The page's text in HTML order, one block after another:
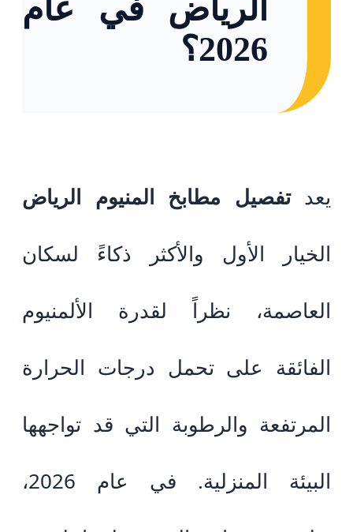
الرياض في عام
2026؟
يعدتفصيل مطابخ المنيوم الرياض
الخيار الأول والأكثر ذكاءً لسكان
العاصمة، نظراً لقدرة الألمنيوم
الفائقة على تحمل درجات الحرارة
المرتفعة والرطوبة التي قد تواجهها
البيئة المنزلية. في عام 2026،